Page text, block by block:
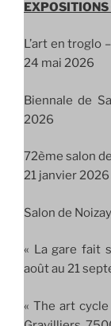
L’art en troglo –
24 mai 2026
Biennale de
2026
72ème salon
21 janvier 2026
Salon de
« La gare fait
août au 21
« The art